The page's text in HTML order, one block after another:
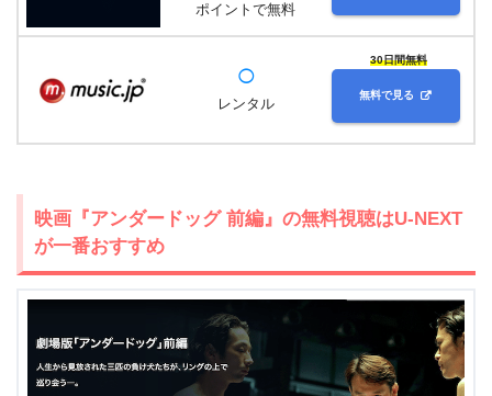
ポイントで無料
◯
レンタル
30日間無料
無料で見る
映画『アンダードッグ 前編』の無料視聴はU-NEXT
が一番おすすめ